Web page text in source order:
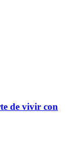
de vivir con